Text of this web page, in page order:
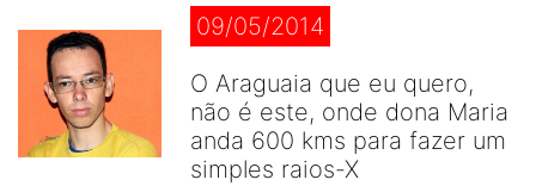
09/05/2014
O Araguaia que eu quero,
não é este, onde dona Maria
anda 600 kms para fazer um
simples raios-X